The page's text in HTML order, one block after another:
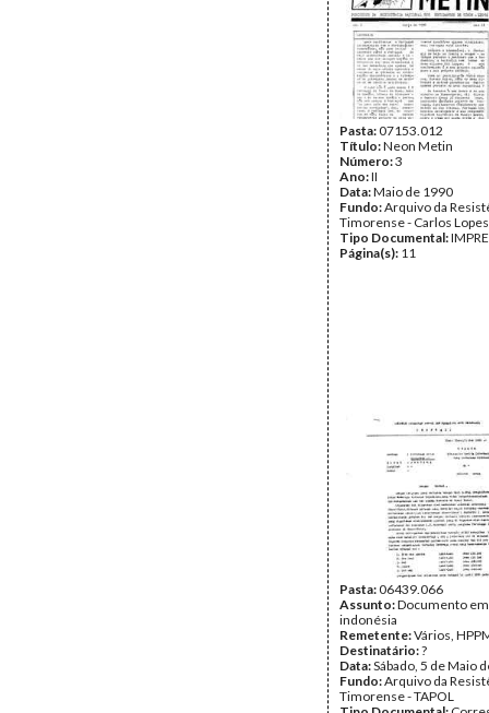
Pasta:07153.012
Título:Neon Metin
Número:3
Ano:II
Data:Maio de 1990
Fundo:Arquivo da
Timorense - Carlos Lopes
Tipo Documental:
Página(s): 11
Pasta:06439.066
Assunto:Documento em
indonésia
Remetente:Vários,
Destinatário:?
Data:Sábado, 5 de Maio
Fundo:Arquivo da
Timorense - TAPOL